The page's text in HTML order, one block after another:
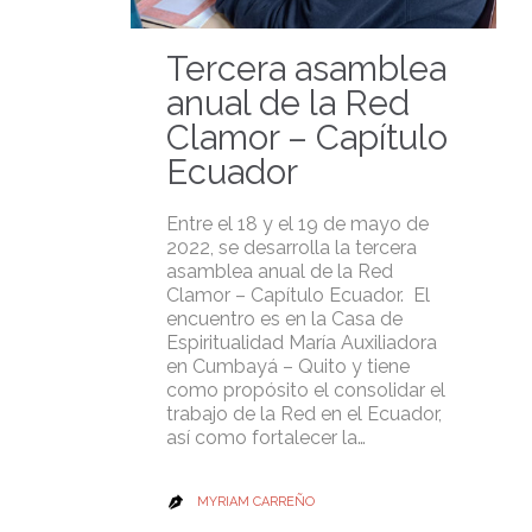
Tercera asamblea
anual de la Red
Clamor – Capítulo
Ecuador
Entre el 18 y el 19 de mayo de
2022, se desarrolla la tercera
asamblea anual de la Red
Clamor – Capítulo Ecuador. El
encuentro es en la Casa de
Espiritualidad María Auxiliadora
en Cumbayá – Quito y tiene
como propósito el consolidar el
trabajo de la Red en el Ecuador,
así como fortalecer la…
 MYRIAM CARREÑO